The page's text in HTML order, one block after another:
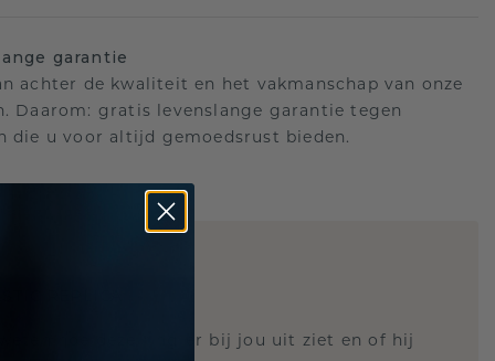
garantie
achter de kwaliteit en het vakmanschap van onze
Daarom: gratis levenslange garantie tegen
die u voor altijd gemoedsrust bieden.
hoe deze ring er bij jou uit ziet en of hij